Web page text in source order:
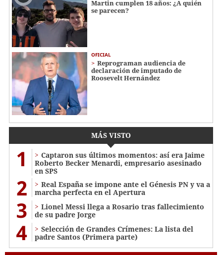
Martin cumplen 18 años: ¿A quién
se parecen?
OFICIAL
Reprograman audiencia de
declaración de imputado de
Roosevelt Hernández
MÁS VISTO
1
Captaron sus últimos momentos: así era Jaime
Roberto Becker Menardi​​​, empresario asesinado
en SPS
2
Real España se impone ante el Génesis PN y va a
marcha perfecta en el Apertura
3
Lionel Messi llega a Rosario tras fallecimiento
de su padre Jorge
4
Selección de Grandes Crímenes: La lista del
padre Santos (Primera parte)